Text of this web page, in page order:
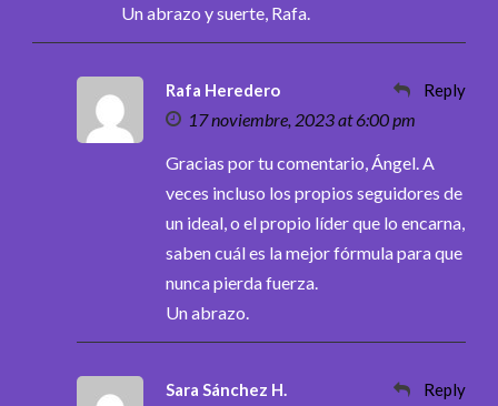
Un abrazo y suerte, Rafa.
Rafa Heredero
17 noviembre, 2023 at 6:00 pm
Reply
Gracias por tu comentario, Ángel. A
veces incluso los propios seguidores de
un ideal, o el propio líder que lo encarna,
saben cuál es la mejor fórmula para que
nunca pierda fuerza.
Un abrazo.
Sara Sánchez H. Reply